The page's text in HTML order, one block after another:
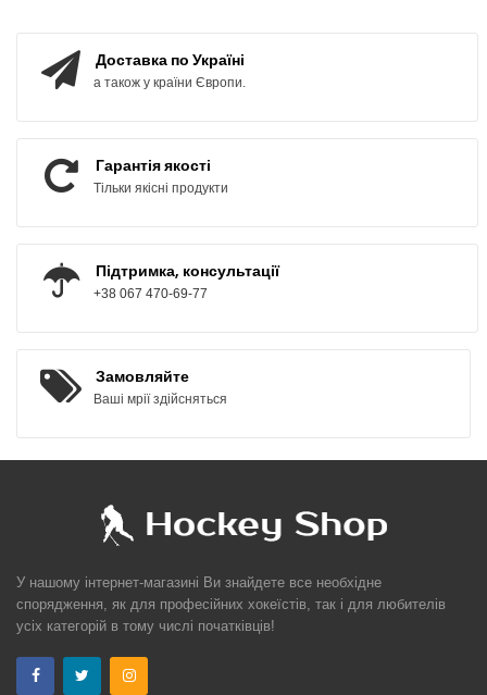
Доставка по Україні
а також у країни Європи.
Гарантія якості
Тільки якісні продукти
Підтримка, консультації
+38 067 470-69-77
Замовляйте
Ваші мрії здійсняться
У нашому інтернет-магазині Ви знайдете все необхідне
спорядження, як для професійних хокеїстів, так і для любителів
усіх категорій в тому числі початківців!